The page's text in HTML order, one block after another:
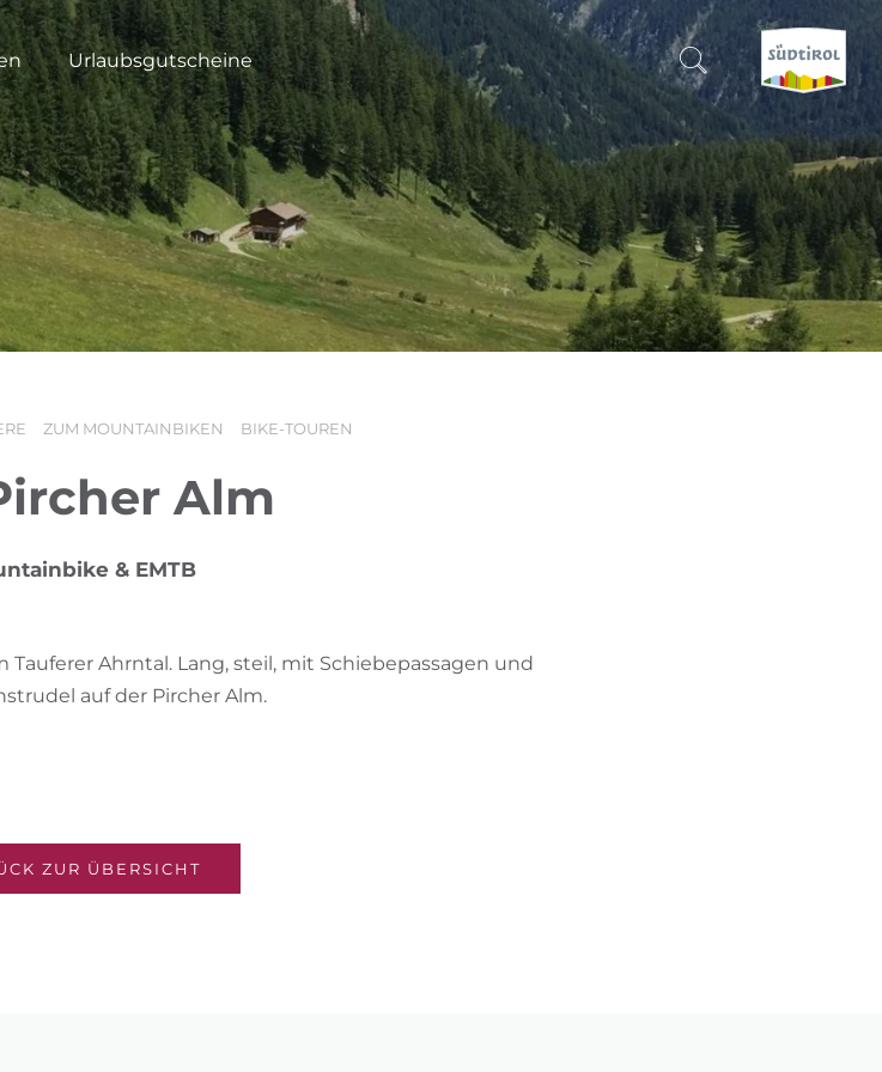
Urlaubsgutscheine
SUCHEN & BUCHEN
ENTDECKE SÜDTIROL
WANN?
-
ZUM MOUNTAINBIKEN BIKE-TOUREN
Alm
& EMTB
Ahrntal. Lang, steil, mit Schiebepassagen und
auf der Pircher Alm.
ZUR ÜBERSICHT